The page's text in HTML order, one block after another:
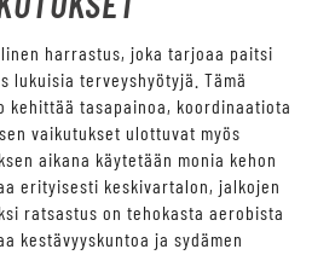
harrastus, joka tarjoaa paitsi
lukuisia terveyshyötyjä. Tämä
kehittää tasapainoa, koordinaatiota
vaikutukset ulottuvat myös
aikana käytetään monia kehon
erityisesti keskivartalon, jalkojen
ratsastus on tehokasta aerobista
kestävyyskuntoa ja sydämen